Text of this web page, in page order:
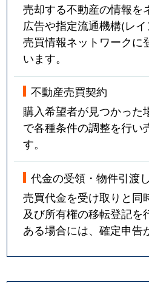
売却する不動産の情報を
広告や指定流通機構(レ
売買情報ネットワークに
います。
不動産売買契約
購入希望者が見つかった
で各種条件の調整を行い
す。
代金の受領・物件引渡し
売買代金を受け取りと同
及び所有権の移転登記を
ある場合には、確定申告